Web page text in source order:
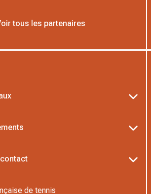
tous les partenaires
Tennisde tennis